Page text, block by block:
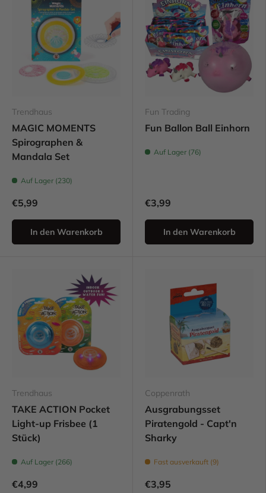
Trendhaus
MAGIC MOMENTS
Spirographen &
Mandala Set
Auf Lager (230)
€5,99
In den Warenkorb
Fun Trading
Fun Ballon Ball Einhorn
Auf Lager (76)
€3,99
In den Warenkorb
Trendhaus
TAKE ACTION Pocket
Light-up Frisbee (1
Stück)
Auf Lager (266)
€4,99
Coppenrath
Ausgrabungsset
Piratengold - Capt'n
Sharky
Fast ausverkauft (9)
€3,95